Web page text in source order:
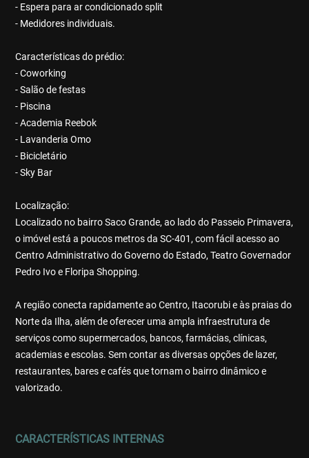
- Espera para ar condicionado split
- Medidores individuais.
Características do prédio:
- Coworking
- Salão de festas
- Piscina
- Academia Reebok
- Lavanderia Omo
- Bicicletário
- Sky Bar
Localização:
Localizado no bairro Saco Grande, ao lado do Passeio Primavera,
o imóvel está a poucos metros da SC-401, com fácil acesso ao
Centro Administrativo do Governo do Estado, Teatro Governador
Pedro Ivo e Floripa Shopping.
A região conecta rapidamente ao Centro, Itacorubi e às praias do
Norte da Ilha, além de oferecer uma ampla infraestrutura de
serviços como supermercados, bancos, farmácias, clínicas,
academias e escolas. Sem contar as diversas opções de lazer,
restaurantes, bares e cafés que tornam o bairro dinâmico e
valorizado.
CARACTERÍSTICAS INTERNAS